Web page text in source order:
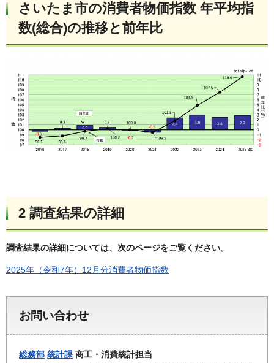
さいたま市の消費者物価指数 年平均指
数(総合)の推移と前年比
2 調査結果の詳細
調査結果の詳細については、次のページをご覧ください。
2025年（令和7年）12月分消費者物価指数
お問い合わせ
総務部 統計課 商工・消費統計担当